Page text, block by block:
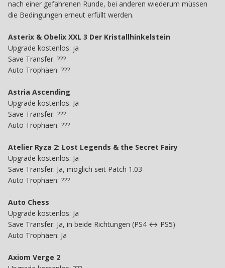
nach einer gefahrenen Runde, bei anderen wiederum müssen
die Bedingungen erneut erfüllt werden.
Asterix & Obelix XXL 3 Der Kristallhinkelstein
Upgrade kostenlos: ja
Save Transfer: ???
Auto Trophäen: ???
Astria Ascending
Upgrade kostenlos: Ja
Save Transfer: ???
Auto Trophäen: ???
Atelier Ryza 2: Lost Legends & the Secret Fairy
Upgrade kostenlos: Ja
Save Transfer: Ja, möglich seit Patch 1.03
Auto Trophäen: ???
Auto Chess
Upgrade kostenlos: Ja
Save Transfer: Ja, in beide Richtungen (PS4 ↔ PS5)
Auto Trophäen: Ja
Axiom Verge 2